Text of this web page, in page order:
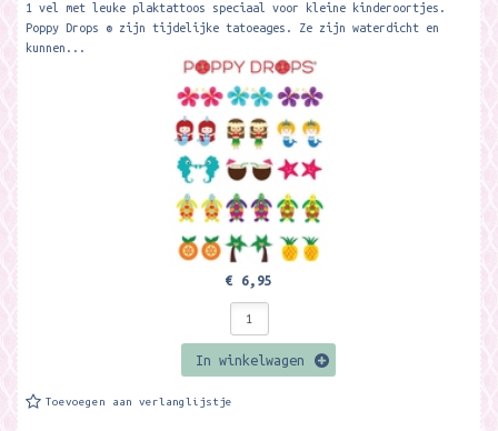
1 vel met leuke plaktattoos speciaal voor kleine kinderoortjes.
Poppy Drops ® zijn tijdelijke tatoeages. Ze zijn waterdicht en
kunnen...
€ 6,95
In winkelwagen
Toevoegen aan verlanglijstje